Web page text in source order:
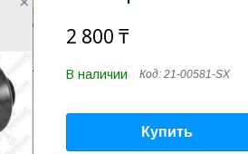
2 800 ₸
В наличии Код: 21-00581-SX
Купить